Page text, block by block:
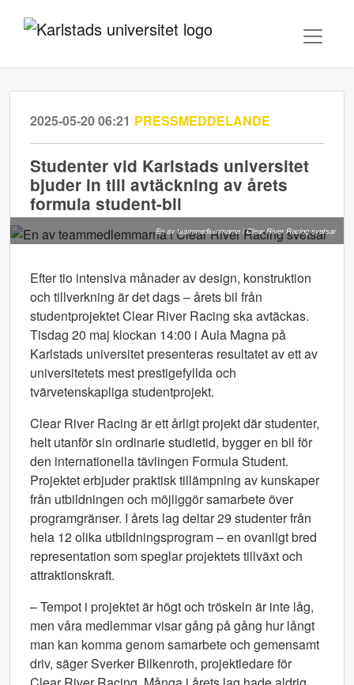
2025-05-20 06:21 PRESSMEDDELANDE
Studenter vid Karlstads universitet
bjuder in till avtäckning av årets
formula student-bil
En av teammedlemmarna i Clear River Racing svetsar
Efter tio intensiva månader av design, konstruktion
och tillverkning är det dags – årets bil från
studentprojektet Clear River Racing ska avtäckas.
Tisdag 20 maj klockan 14:00 i Aula Magna på
Karlstads universitet presenteras resultatet av ett av
universitetets mest prestigefyllda och
tvärvetenskapliga studentprojekt.
Clear River Racing är ett årligt projekt där studenter,
helt utanför sin ordinarie studietid, bygger en bil för
den internationella tävlingen Formula Student.
Projektet erbjuder praktisk tillämpning av kunskaper
från utbildningen och möjliggör samarbete över
programgränser. I årets lag deltar 29 studenter från
hela 12 olika utbildningsprogram – en ovanligt bred
representation som speglar projektets tillväxt och
attraktionskraft.
– Tempot i projektet är högt och tröskeln är inte låg,
men våra medlemmar visar gång på gång hur långt
man kan komma genom samarbete och gemensamt
driv, säger Sverker Bilkenroth, projektledare för